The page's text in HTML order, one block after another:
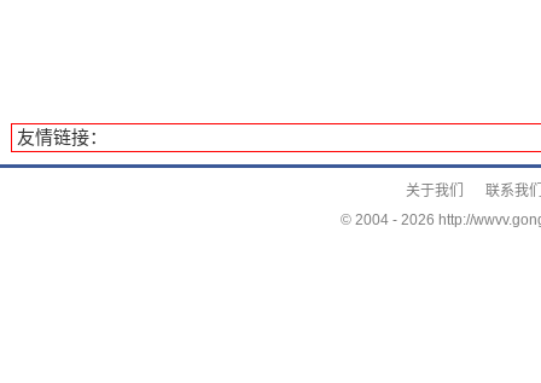
友情链接：
关于我们
联系我
© 2004 - 2026 http://